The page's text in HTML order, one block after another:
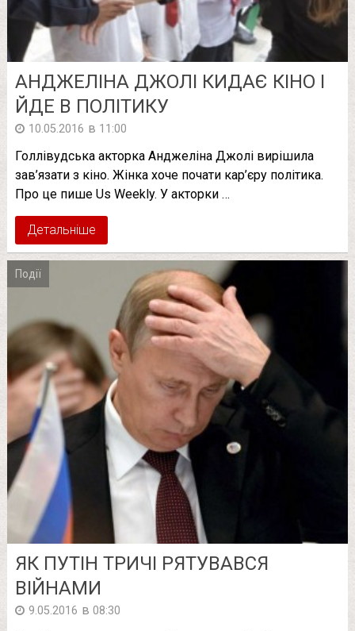
АНДЖЕЛІНА ДЖОЛІ КИДАЄ КІНО І
ЙДЕ В ПОЛІТИКУ
10.05.2016 в 11:00
Голлівудська акторка Анджеліна Джолі вирішила
зав’язати з кіно. Жінка хоче почати кар’єру політика.
Про це пише Us Weekly. У акторки …
Детальніше
Події
ЯК ПУТІН ТРИЧІ РЯТУВАВСЯ
ВІЙНАМИ
9.05.2016 в 08:30